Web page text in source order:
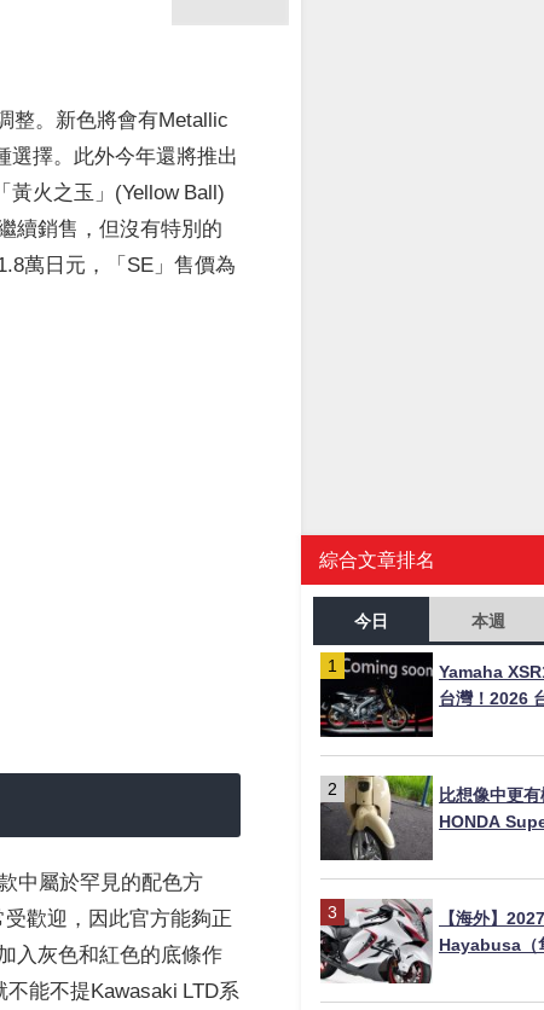
整。新色將會有Metallic
選擇。此外今年還將推出
黃火之玉」(Yellow Ball)
續銷售，但沒有特別的
萬日元，「SE」售價為
中屬於罕見的配色方
歡迎，因此官方能夠正
入灰色和紅色的底條作
能不提Kawasaki LTD系
綜合文章排名
今日 本週
Yamaha
台灣！2026
展亮相，70
YZF-R 系列
比想像中更有
HONDA
110【
【海外】
Hayabusa（
Special
新珍珠白塗